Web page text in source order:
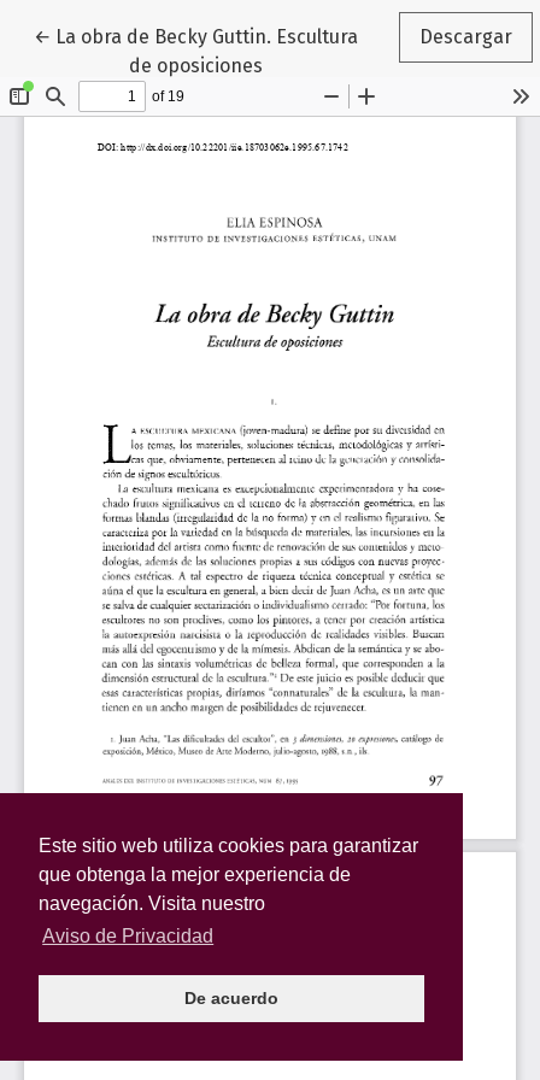
Este sitio web utiliza cookies para garantizar
que obtenga la mejor experiencia de
navegación. Visita nuestro
Aviso de Privacidad
De acuerdo
← Volver a los detalles del artículo
La obra de Becky Guttin. Escultura
de oposiciones
Descargar